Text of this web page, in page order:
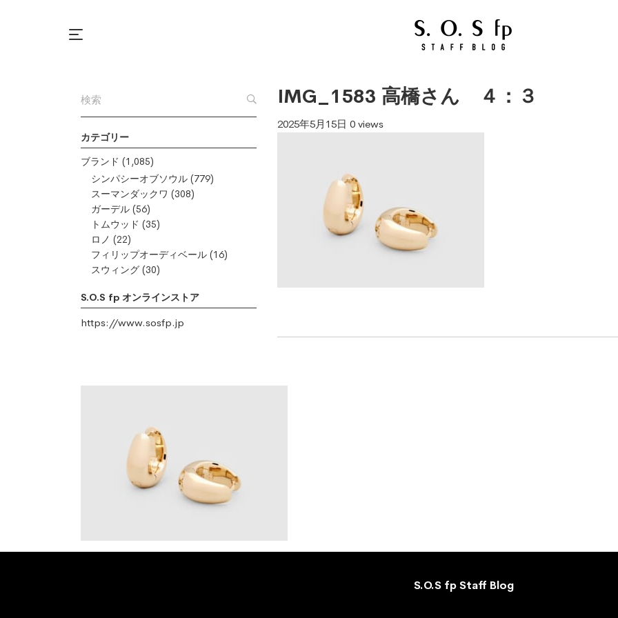
カテゴリー
ブランド (1,085)
シンパシーオブソウル (779)
スーマンダックワ (308)
ガーデル (56)
トムウッド (35)
ロノ (22)
フィリップオーディベール (16)
スウィング (30)
S.O.S fp オンラインストア
https://www.sosfp.jp
IMG_1583 高橋さん ４：３
2025年5月15日 0 views
S.O.S fp Staff Blog